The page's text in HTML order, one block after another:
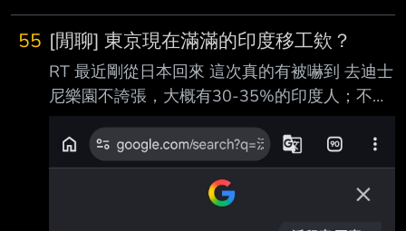
55 [閒聊] 東京現在滿滿的印度移工欸？
RT 最近剛從日本回來 這次真的有被嚇到 去迪士
尼樂園不誇張，大概有30-35%的印度人；不說
我以為是印度迪士尼樂園 大部分是去玩的很少
數是工作人員。然後就是各種插隊、亂擠、水準
挺驚人的。 然後外面的餐飲業，大概就是80%
的廚房都是印度人了；可能有1-2個日本頭或是